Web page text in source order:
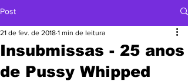
Post
Insubmissas - 25 anos
de Pussy Whipped
21 de fev. de 2018 1 min de leitura